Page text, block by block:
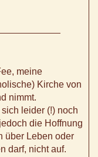
meine
Kirche von
nimmt.
leider (!) noch
die Hoffnung
über Leben oder
darf, nicht auf.